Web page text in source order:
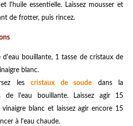
l'huile essentielle. Laissez mousser et
de frotter, puis rincez.
d'eau bouillante, 1 tasse de cristaux de
blanc.
les cristaux de soude dans la
de l'eau bouillante. Laissez agir 15
vinaigre blanc et laissez agir encore 15
à l'eau chaude.